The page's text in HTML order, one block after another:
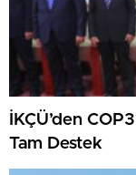
İKÇÜ’den
Tam Destek